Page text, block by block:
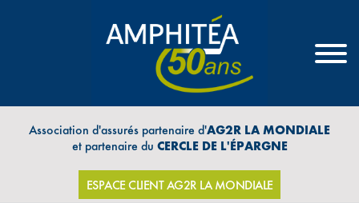
Association d'assurés partenaire d'AG2R LA MONDIALE
et partenaire du CERCLE DE L'ÉPARGNE
ESPACE CLIENT AG2R LA MONDIALE